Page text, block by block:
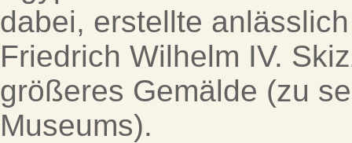
dabei, erstellte
Friedrich Wilhelm IV.
größeres Gemälde (zu
Museums).